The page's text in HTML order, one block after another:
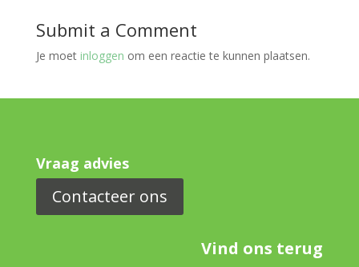
Submit a Comment
Je moet inloggen om een reactie te kunnen plaatsen.
Vraag advies
Contacteer ons
Vind ons terug